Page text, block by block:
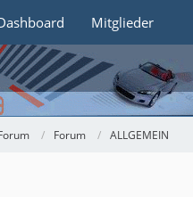
Mitglieder
Forum ALLGEMEIN